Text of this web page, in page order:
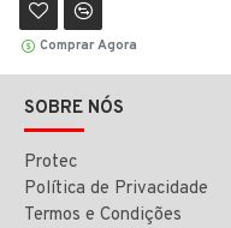
Comprar Agora
SOBRE NÓS
Protec
Política de Privacidade
Termos e Condições